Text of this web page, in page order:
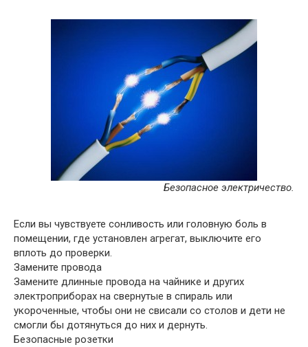
Безопасное электричество.
Если вы чувствуете сонливость или головную боль в
помещении, где установлен агрегат, выключите его
вплоть до проверки.
Замените провода
Замените длинные провода на чайнике и других
электроприборах на свернутые в спираль или
укороченные, чтобы они не свисали со столов и дети не
смогли бы дотянуться до них и дернуть.
Безопасные розетки